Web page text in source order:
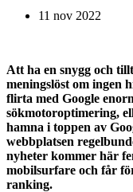
11 nov 2022
Att ha en snygg och
meningslöst om ingen
flirta med Google
sökmotoroptimering,
hamna i toppen av
webbplatsen
nyheter kommer här
mobilsurfare och får
ranking.